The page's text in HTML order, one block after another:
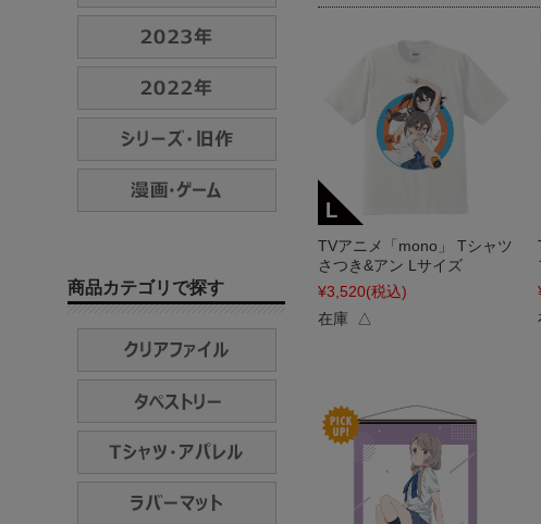
TVアニメ「mono」 Tシャツ
さつき&アン Lサイズ
¥3,520(税込)
在庫 △
商品カテゴリで探す